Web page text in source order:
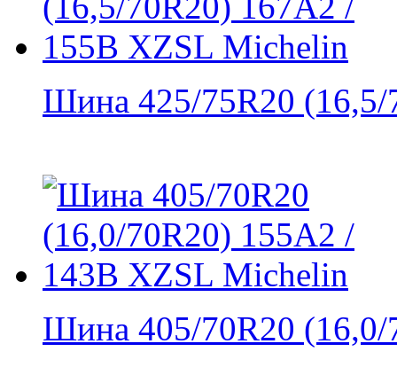
Шина 425/75R20 (16,5/
Шина 405/70R20 (16,0/